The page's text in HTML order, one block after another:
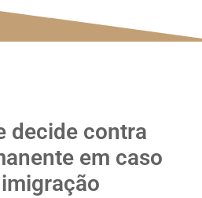
decide contra
em caso